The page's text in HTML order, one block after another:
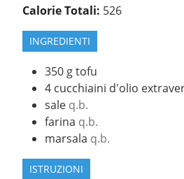
Calorie Totali: 526
INGREDIENTI
350gtofu
4 cucchiaini d'olio
sale q.b.
farina q.b.
marsala q.b.
ISTRUZIONI